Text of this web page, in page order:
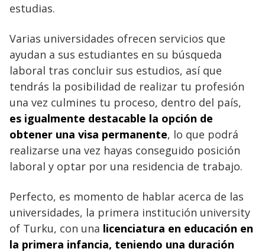
estudias.
Varias universidades ofrecen servicios que
ayudan a sus estudiantes en su búsqueda
laboral tras concluir sus estudios, así que
tendrás la posibilidad de realizar tu profesión
una vez culmines tu proceso, dentro del país,
es igualmente destacable la opción de
obtener una visa permanente, lo que podrá
realizarse una vez hayas conseguido posición
laboral y optar por una residencia de trabajo.
Perfecto, es momento de hablar acerca de las
universidades, la primera institución university
of Turku, con una licenciatura en educación en
la primera infancia, teniendo una duración